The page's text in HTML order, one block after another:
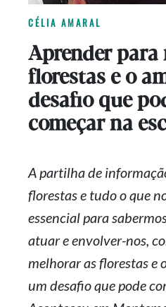
CÉLIA AMARAL
Aprender para
florestas e o
desafio que
começar na
A partilha de
florestas e tudo o que
essencial para
atuar eenvolver-nos,
melhorar as florestas e
um desafio que pode